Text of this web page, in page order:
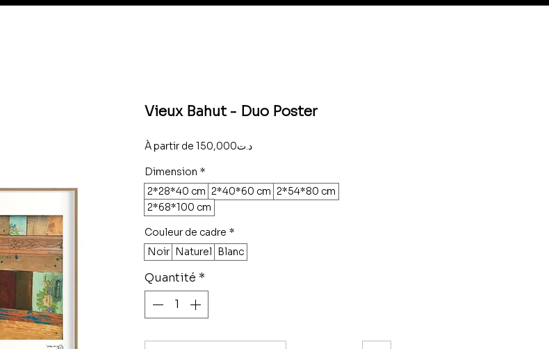
Vieux Bahut - Duo Poster
À partir de 150,000د.تPrix
Dimension *
2*28*40 cm 2*40*60 cm 2*54*80 cm
2*68*100 cm
Couleur de cadre *
Noir Naturel Blanc
Quantité *